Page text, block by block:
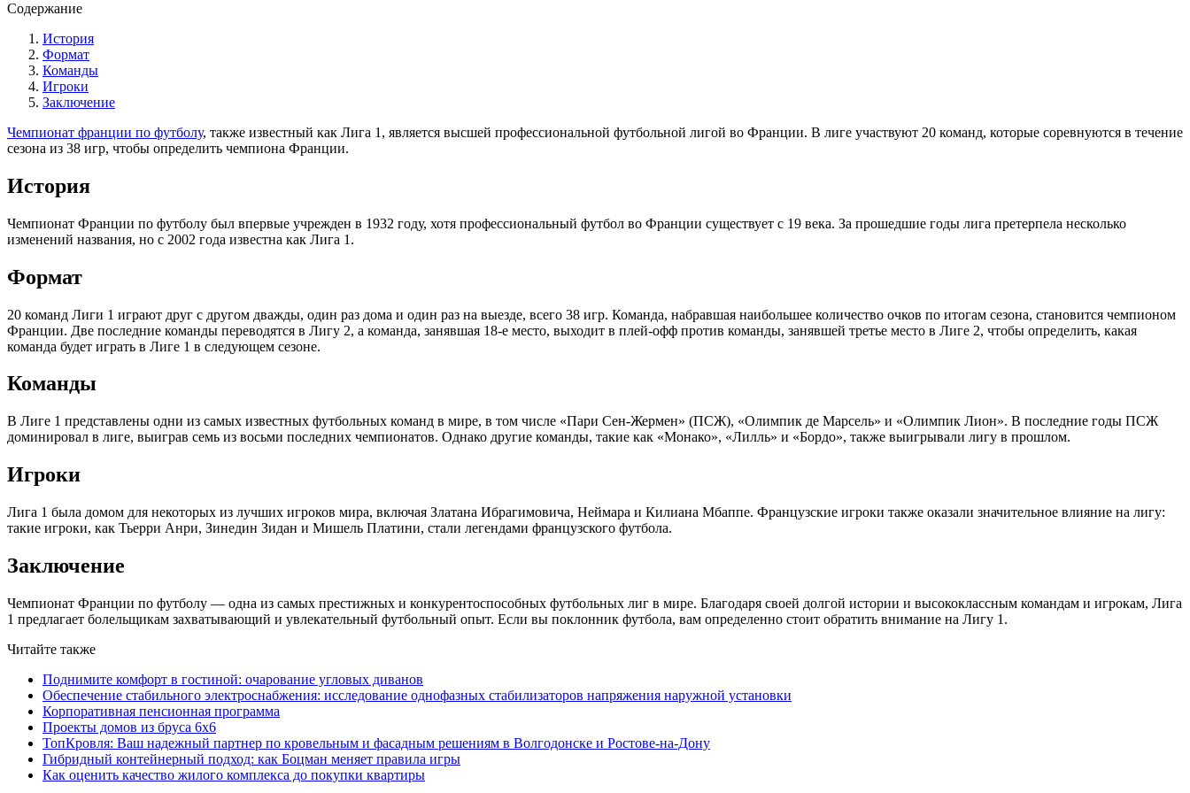
Содержание
История
Формат
Команды
Игроки
Заключение
Чемпионат франции по футболу, также известный как Лига 1, является высшей профессиональной футбольной лигой во Франции. В лиге участвуют 20 команд, которые соревнуются в течение
сезона из 38 игр, чтобы определить чемпиона Франции.
История
Чемпионат Франции по футболу был впервые учрежден в 1932 году, хотя профессиональный футбол во Франции существует с 19 века. За прошедшие годы лига претерпела несколько
изменений названия, но с 2002 года известна как Лига 1.
Формат
20 команд Лиги 1 играют друг с другом дважды, один раз дома и один раз на выезде, всего 38 игр. Команда, набравшая наибольшее количество очков по итогам сезона, становится чемпионом
Франции. Две последние команды переводятся в Лигу 2, а команда, занявшая 18-е место, выходит в плей-офф против команды, занявшей третье место в Лиге 2, чтобы определить, какая
команда будет играть в Лиге 1 в следующем сезоне.
Команды
В Лиге 1 представлены одни из самых известных футбольных команд в мире, в том числе «Пари Сен-Жермен» (ПСЖ), «Олимпик де Марсель» и «Олимпик Лион». В последние годы ПСЖ
доминировал в лиге, выиграв семь из восьми последних чемпионатов. Однако другие команды, такие как «Монако», «Лилль» и «Бордо», также выигрывали лигу в прошлом.
Игроки
Лига 1 была домом для некоторых из лучших игроков мира, включая Златана Ибрагимовича, Неймара и Килиана Мбаппе. Французские игроки также оказали значительное влияние на лигу:
такие игроки, как Тьерри Анри, Зинедин Зидан и Мишель Платини, стали легендами французского футбола.
Заключение
Чемпионат Франции по футболу — одна из самых престижных и конкурентоспособных футбольных лиг в мире. Благодаря своей долгой истории и высококлассным командам и игрокам, Лига
1 предлагает болельщикам захватывающий и увлекательный футбольный опыт. Если вы поклонник футбола, вам определенно стоит обратить внимание на Лигу 1.
Читайте также
Поднимите комфорт в гостиной: очарование угловых диванов
Обеспечение стабильного электроснабжения: исследование однофазных стабилизаторов напряжения наружной установки
Корпоративная пенсионная программа
Проекты домов из бруса 6х6
ТопКровля: Ваш надежный партнер по кровельным и фасадным решениям в Волгодонске и Ростове-на-Дону
Гибридный контейнерный подход: как Боцман меняет правила игры
Как оценить качество жилого комплекса до покупки квартиры